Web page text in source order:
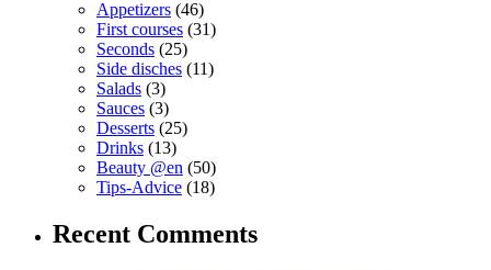
Appetizers (46)
First courses (31)
Seconds (25)
Side disches (11)
Salads (3)
Sauces (3)
Desserts (25)
Drinks (13)
Beauty @en (50)
Tips-Advice (18)
Recent Comments